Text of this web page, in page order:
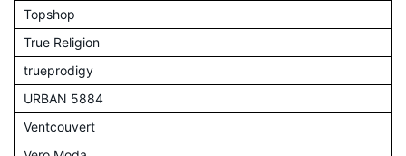
Topshop
True Religion
trueprodigy
URBAN 5884
Ventcouvert